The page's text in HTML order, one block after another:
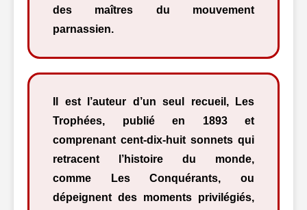
des maîtres du mouvement
parnassien.
Il est l’auteur d’un seul recueil, Les
Trophées, publié en 1893 et
comprenant cent-dix-huit sonnets qui
retracent l’histoire du monde,
comme Les Conquérants, ou
dépeignent des moments privilégiés,